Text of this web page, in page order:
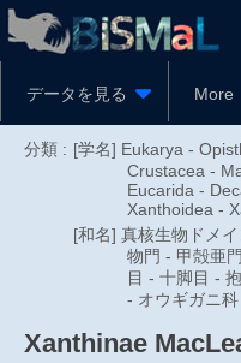
データを見る More
分類 : [学名] Eukarya -
Crustacea -
Eucarida -
Xanthoidea -
[和名] 真核生物ドメ
物門 - 甲殻亜
目 - 十脚目 -
- オウギガニ科
Xanthinae